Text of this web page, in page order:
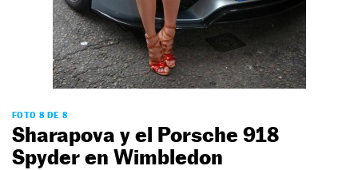
FOTO 8 DE 8
Sharapova y el Porsche 918
Spyder en Wimbledon